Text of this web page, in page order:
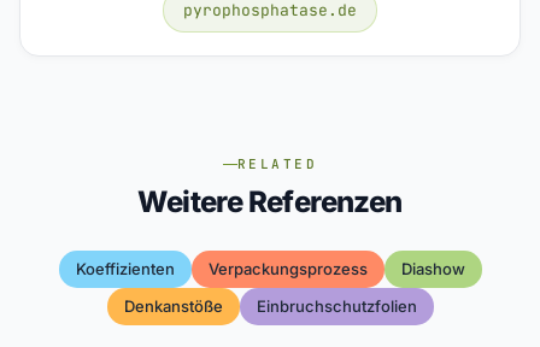
pyrophosphatase.de
RELATED
Weitere Referenzen
Koeffizienten Verpackungsprozess
Diashow
Denkanstöße
Einbruchschutzfolien